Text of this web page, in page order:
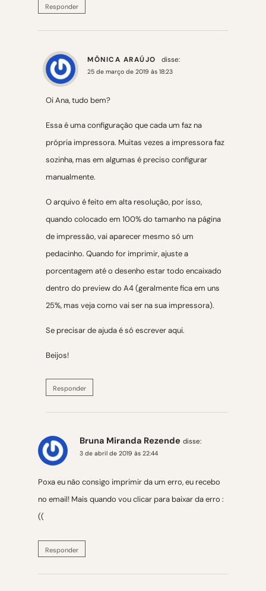
Responder
MÔNICA ARAÚJO disse:
25 de março de 2019 às 18:23
Oi Ana, tudo bem?
Essa é uma configuração que cada um faz na
própria impressora. Muitas vezes a impressora faz
sozinha, mas em algumas é preciso configurar
manualmente.
O arquivo é feito em alta resolução, por isso,
quando colocado em 100% do tamanho na página
de impressão, vai aparecer mesmo só um
pedacinho. Quando for imprimir, ajuste a
porcentagem até o desenho estar todo encaixado
dentro do preview do A4 (geralmente fica em uns
25%, mas veja como vai ser na sua impressora).
Se precisar de ajuda é só escrever aqui.
Beijos!
Responder
Bruna Miranda Rezende disse:
3 de abril de 2019 às 22:44
Poxa eu não consigo imprimir da um erro, eu recebo
no email! Mais quando vou clicar para baixar da erro :
((
Responder